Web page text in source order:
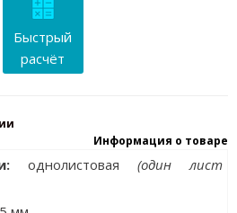
Быстрый
расчёт
Информация о товаре
однолистовая(один лист